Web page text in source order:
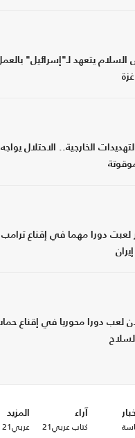
يتعهد لـ"إسرائيل"
الخارجية.. الاحتلال
دورا مهما في إقناع
لعب دورا محوريا في إقناع
آراء
كتاب عربي21
المزيد
عربي21 TV